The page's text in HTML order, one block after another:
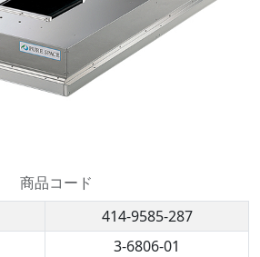
商品コード
414-9585-287
3-6806-01